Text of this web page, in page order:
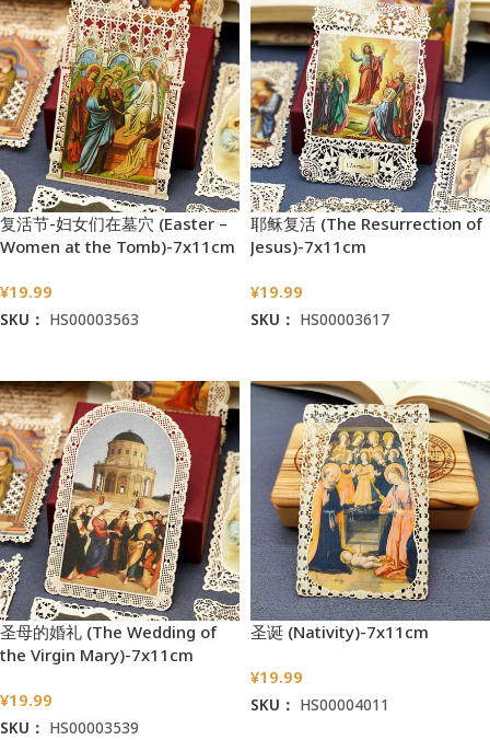
复活节-妇女们在墓穴 (Easter –
Women at the Tomb)-7x11cm
¥19.99
SKU： HS00003563
耶稣复活 (The Resurrection of
Jesus)-7x11cm
¥19.99
SKU： HS00003617
圣母的婚礼 (The Wedding of
the Virgin Mary)-7x11cm
¥19.99
SKU： HS00003539
圣诞 (Nativity)-7x11cm
¥19.99
SKU： HS00004011